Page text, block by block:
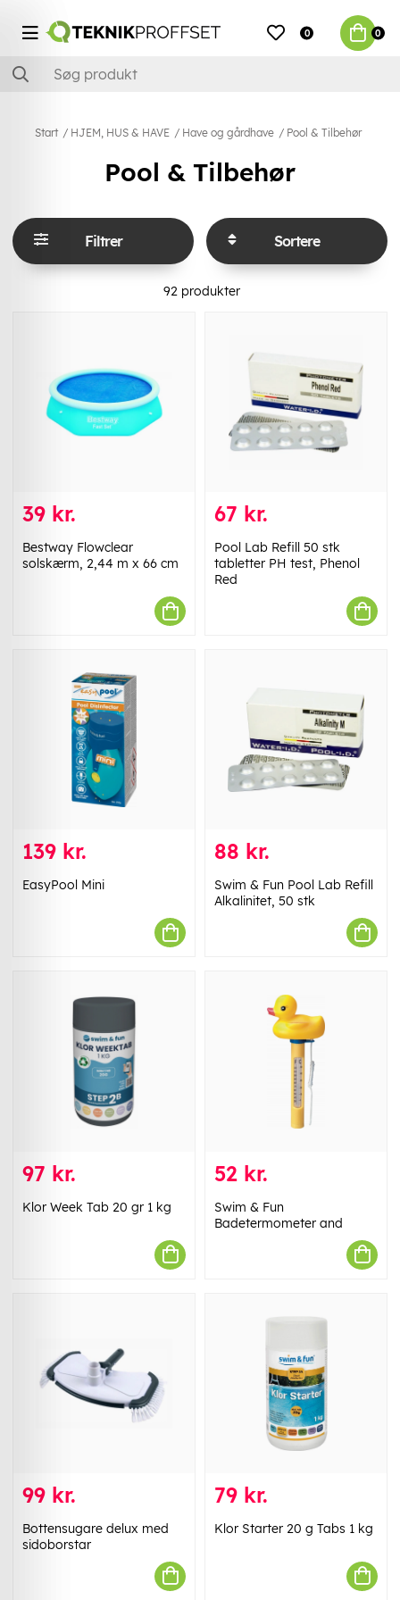
0 0
Start HJEM, HUS & HAVE Have og gårdhave Pool & Tilbehør
Pool & Tilbehør
Filtrer Sortere
92 produkter
39 kr.
Bestway Flowclear
solskærm, 2,44 m x 66 cm
67 kr.
Pool Lab Refill 50 stk
tabletter PH test, Phenol
Red
139 kr.
EasyPool Mini
88 kr.
Swim & Fun Pool Lab Refill
Alkalinitet, 50 stk
97 kr.
Klor Week Tab 20 gr 1 kg
52 kr.
Swim & Fun
Badetermometer and
99 kr.
Bottensugare delux med
sidoborstar
79 kr.
Klor Starter 20 g Tabs 1 kg